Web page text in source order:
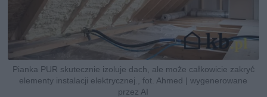
Pianka PUR skutecznie izoluje dach, ale może całkowicie zakryć
elementy instalacji elektrycznej., fot. Ahmed | wygenerowane
przez AI